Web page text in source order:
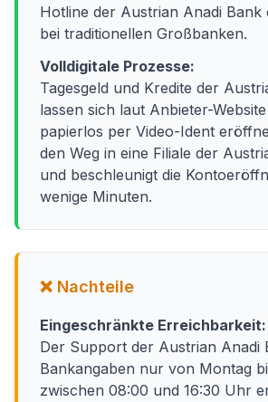
Hotline der Austrian Anadi
bei traditionellen Großbanken.
Volldigitale Prozesse:
Tagesgeld und Kredite der
lassen sich laut Anbieter-
papierlos per Video-Ident
den Weg in eine Filiale der
und beschleunigt die
wenige Minuten.
❌ Nachteile
Eingeschränkte Erreichbarkeit:
Der Support der Austrian Anadi
Bankangaben nur von Montag
zwischen 08:00 und 16:30 Uhr